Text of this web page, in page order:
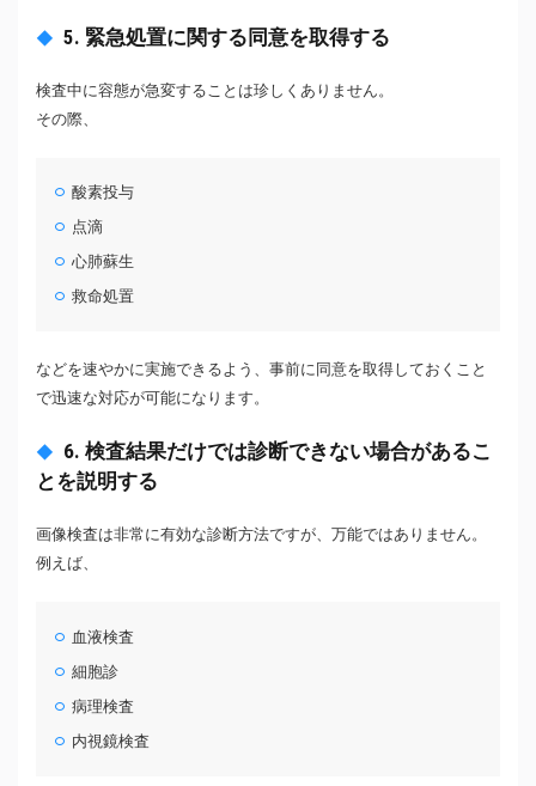
5. 緊急処置に関する同意を取得する
検査中に容態が急変することは珍しくありません。
その際、
酸素投与
点滴
心肺蘇生
救命処置
などを速やかに実施できるよう、事前に同意を取得しておくこと
で迅速な対応が可能になります。
6. 検査結果だけでは診断できない場合があるこ
とを説明する
画像検査は非常に有効な診断方法ですが、万能ではありません。
例えば、
血液検査
細胞診
病理検査
内視鏡検査